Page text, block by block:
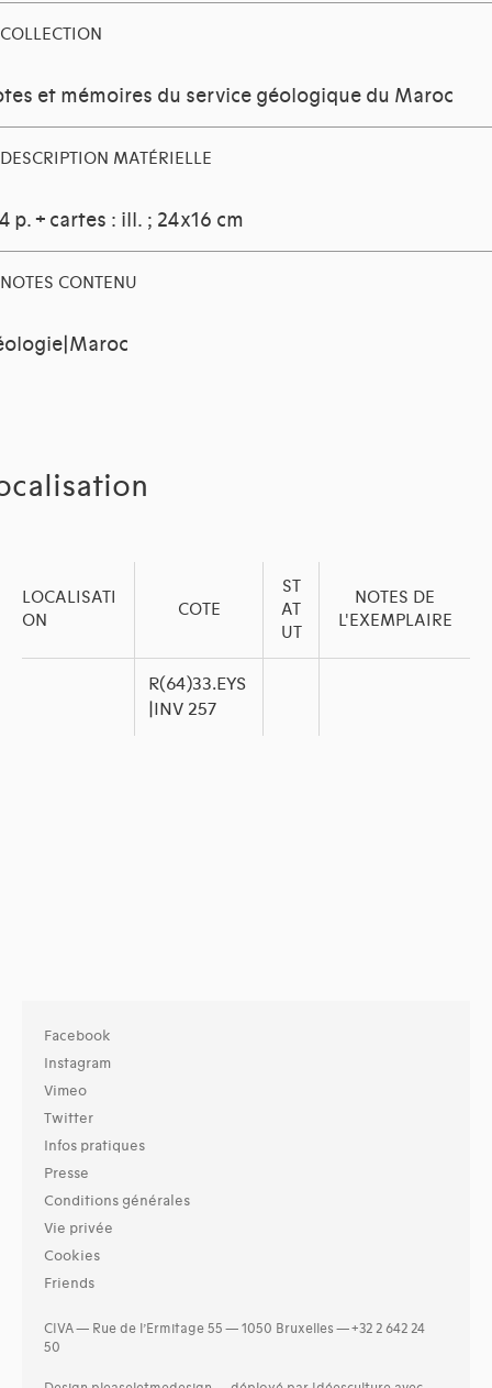
COLLECTION
et mémoires du service géologique du Maroc
DESCRIPTION MATÉRIELLE
p. + cartes : ill. ; 24x16 cm
NOTES CONTENU
LOCALISATI
ON
COTE
ST
AT
UT
NOTES DE
L'EXEMPLAIRE
R(64)33.EYS
|INV 257
Facebook
Instagram
Vimeo
Twitter
Infos pratiques
Presse
Conditions générales
Vie privée
Cookies
Friends
CIVA — Rue de l’Ermitage 55 — 1050 Bruxelles — +32 2 642 24
50